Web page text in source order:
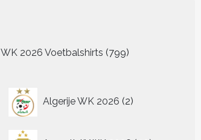
WK 2026 Voetbalshirts 799
producten
Algerije WK 2026 2
producten